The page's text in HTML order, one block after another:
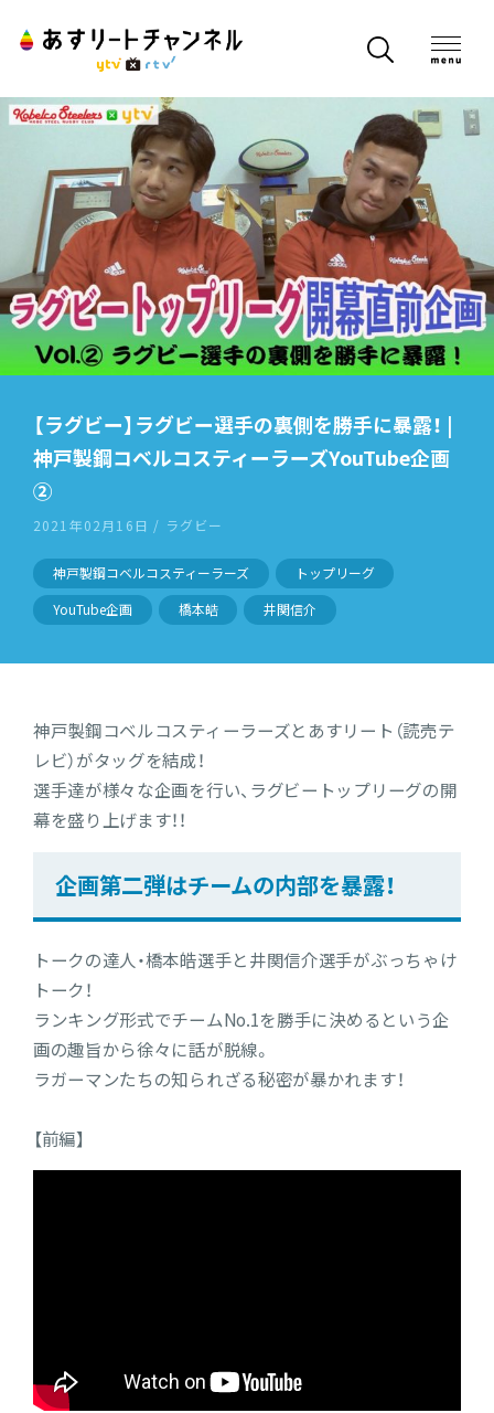
【ラグビー】ラグビー選手の裏側を勝手に暴露！ |
神戸製鋼コベルコスティーラーズYouTube企画
②
2021年02月16日 / ラグビー
神戸製鋼コベルコスティーラーズ
トップリーグ
YouTube企画
橋本皓 井関信介
神戸製鋼コベルコスティーラーズとあすリート（読売テ
レビ）がタッグを結成！
選手達が様々な企画を行い、ラグビートップリーグの開
幕を盛り上げます！！
企画第二弾はチームの内部を暴露！
トークの達人・橋本皓選手と井関信介選手がぶっちゃけ
トーク！
ランキング形式でチームNo.1を勝手に決めるという企
画の趣旨から徐々に話が脱線。
ラガーマンたちの知られざる秘密が暴かれます！
【前編】